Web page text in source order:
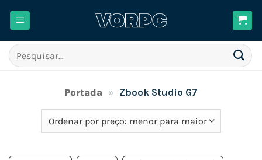
Pesquisar
por:
Portada » Zbook Studio G7